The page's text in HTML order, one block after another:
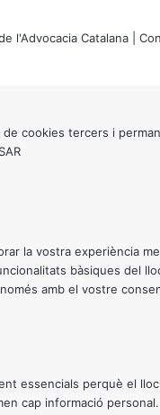
l'Advocacia Catalana |
cookies tercers i
la vostra experiència
bàsiques del
amb el vostre
essencials perquè el
cap informació personal.